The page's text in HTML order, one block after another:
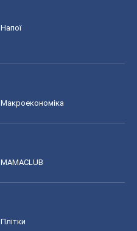
Напої
Макроекономіка
MAMACLUB
Плітки